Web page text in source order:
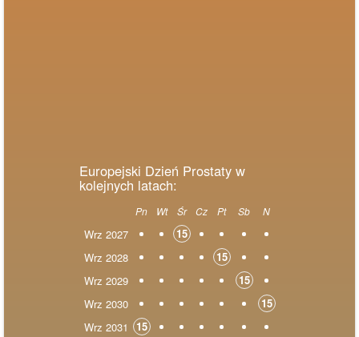
Europejski Dzień Prostaty w
kolejnych latach:
Pn Wt Śr Cz Pt Sb N
Wrz 2027
15
Wrz 2028
15
Wrz 2029
15
Wrz 2030
15
Wrz 2031
15